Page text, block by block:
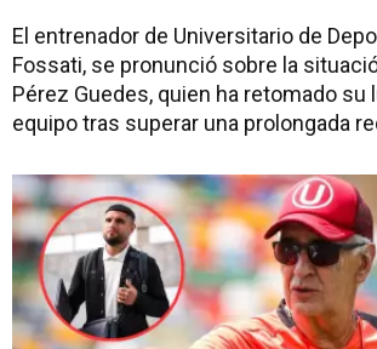
El entrenador de Universitario de
Fossati, se pronunció sobre la
Pérez Guedes, quien ha retomado su
equipo tras superar una prolongada